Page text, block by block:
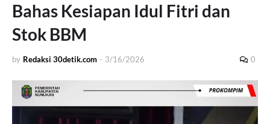
Bahas Kesiapan Idul Fitri dan
Stok BBM
by Redaksi 30detik.com - 3/16/2026 0